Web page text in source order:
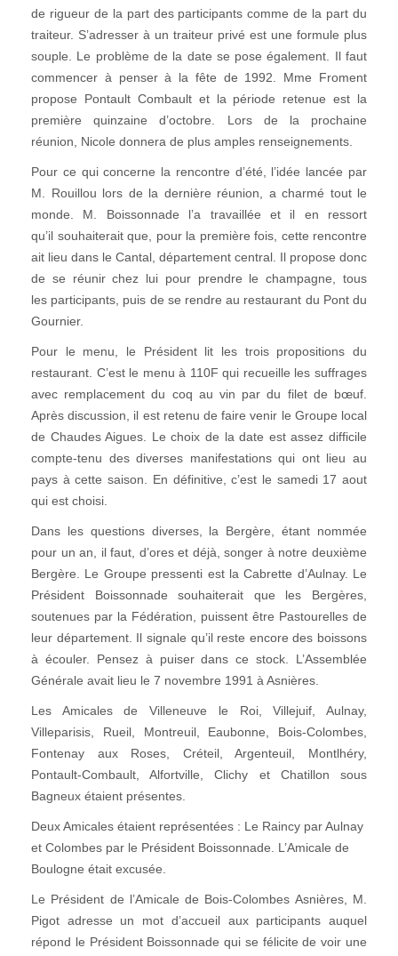
de rigueur de la part des participants comme de la part du
traiteur. S’adresser à un traiteur privé est une formule plus
souple. Le problème de la date se pose également. Il faut
commencer à penser à la fête de 1992. Mme Froment
propose Pontault Combault et la période retenue est la
première quinzaine d’octobre. Lors de la prochaine
réunion, Nicole donnera de plus amples renseignements.
Pour ce qui concerne la rencontre d’été, l’idée lancée par
M. Rouillou lors de la dernière réunion, a charmé tout le
monde. M. Boissonnade l’a travaillée et il en ressort
qu’il souhaiterait que, pour la première fois, cette rencontre
ait lieu dans le Cantal, département central. Il propose donc
de se réunir chez lui pour prendre le champagne, tous
les participants, puis de se rendre au restaurant du Pont du
Gournier.
Pour le menu, le Président lit les trois propositions du
restaurant. C’est le menu à 110F qui recueille les suffrages
avec remplacement du coq au vin par du filet de bœuf.
Après discussion, il est retenu de faire venir le Groupe local
de Chaudes Aigues. Le choix de la date est assez difficile
compte-tenu des diverses manifestations qui ont lieu au
pays à cette saison. En définitive, c’est le samedi 17 aout
qui est choisi.
Dans les questions diverses, la Bergère, étant nommée
pour un an, il faut, d’ores et déjà, songer à notre deuxième
Bergère. Le Groupe pressenti est la Cabrette d’Aulnay. Le
Président Boissonnade souhaiterait que les Bergères,
soutenues par la Fédération, puissent être Pastourelles de
leur département. Il signale qu’il reste encore des boissons
à écouler. Pensez à puiser dans ce stock. L’Assemblée
Générale avait lieu le 7 novembre 1991 à Asnières.
Les Amicales de Villeneuve le Roi, Villejuif, Aulnay,
Villeparisis, Rueil, Montreuil, Eaubonne, Bois-Colombes,
Fontenay aux Roses, Créteil, Argenteuil, Montlhéry,
Pontault-Combault, Alfortville, Clichy et Chatillon sous
Bagneux étaient présentes.
Deux Amicales étaient représentées : Le Raincy par Aulnay
et Colombes par le Président Boissonnade. L’Amicale de
Boulogne était excusée.
Le Président de l’Amicale de Bois-Colombes Asnières, M.
Pigot adresse un mot d’accueil aux participants auquel
répond le Président Boissonnade qui se félicite de voir une